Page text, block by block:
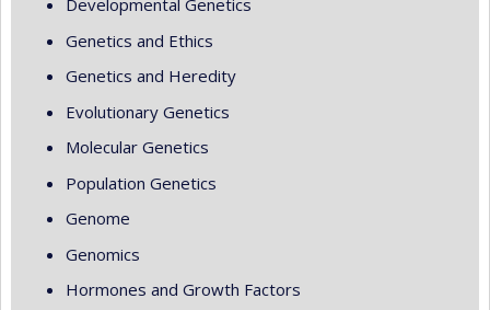
Developmental Genetics
Genetics and Ethics
Genetics and Heredity
Evolutionary Genetics
Molecular Genetics
Population Genetics
Genome
Genomics
Hormones and Growth Factors